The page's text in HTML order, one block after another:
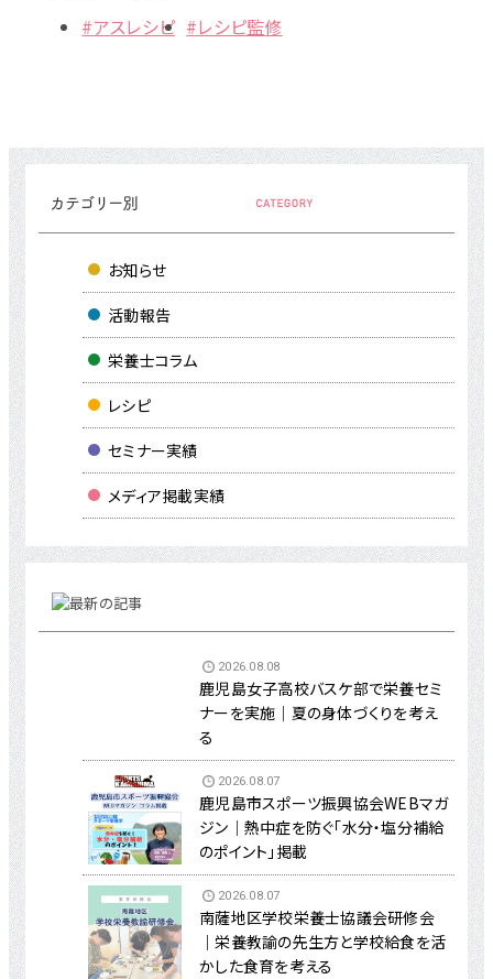
#アスレシピ #レシピ監修
お知らせ
活動報告
栄養士コラム
レシピ
セミナー実績
メディア掲載実績
2026.08.08
鹿児島女子高校バスケ部で栄養セミ
ナーを実施｜夏の身体づくりを考え
る
2026.08.07
鹿児島市スポーツ振興協会WEBマガ
ジン｜熱中症を防ぐ「水分・塩分補給
のポイント」掲載
2026.08.07
南薩地区学校栄養士協議会研修会
｜栄養教諭の先生方と学校給食を活
かした食育を考える